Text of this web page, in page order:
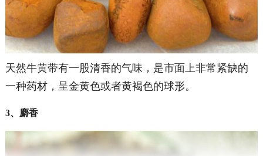
天然牛黄带有一股清香的气味，是市面上非常紧缺的
一种药材，呈金黄色或者黄褐色的球形。
3、麝香